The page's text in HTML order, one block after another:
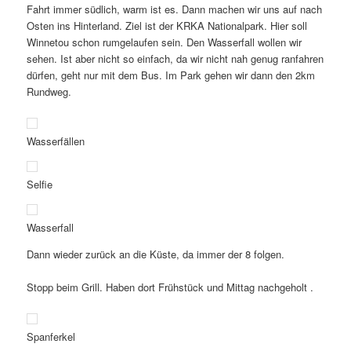
Fahrt immer südlich, warm ist es. Dann machen wir uns auf nach
Osten ins Hinterland. Ziel ist der KRKA Nationalpark. Hier soll
Winnetou schon rumgelaufen sein. Den Wasserfall wollen wir
sehen. Ist aber nicht so einfach, da wir nicht nah genug ranfahren
dürfen, geht nur mit dem Bus. Im Park gehen wir dann den 2km
Rundweg.
Wasserfällen
Selfie
Wasserfall
Dann wieder zurück an die Küste, da immer der 8 folgen.
Stopp beim Grill. Haben dort Frühstück und Mittag nachgeholt .
Spanferkel